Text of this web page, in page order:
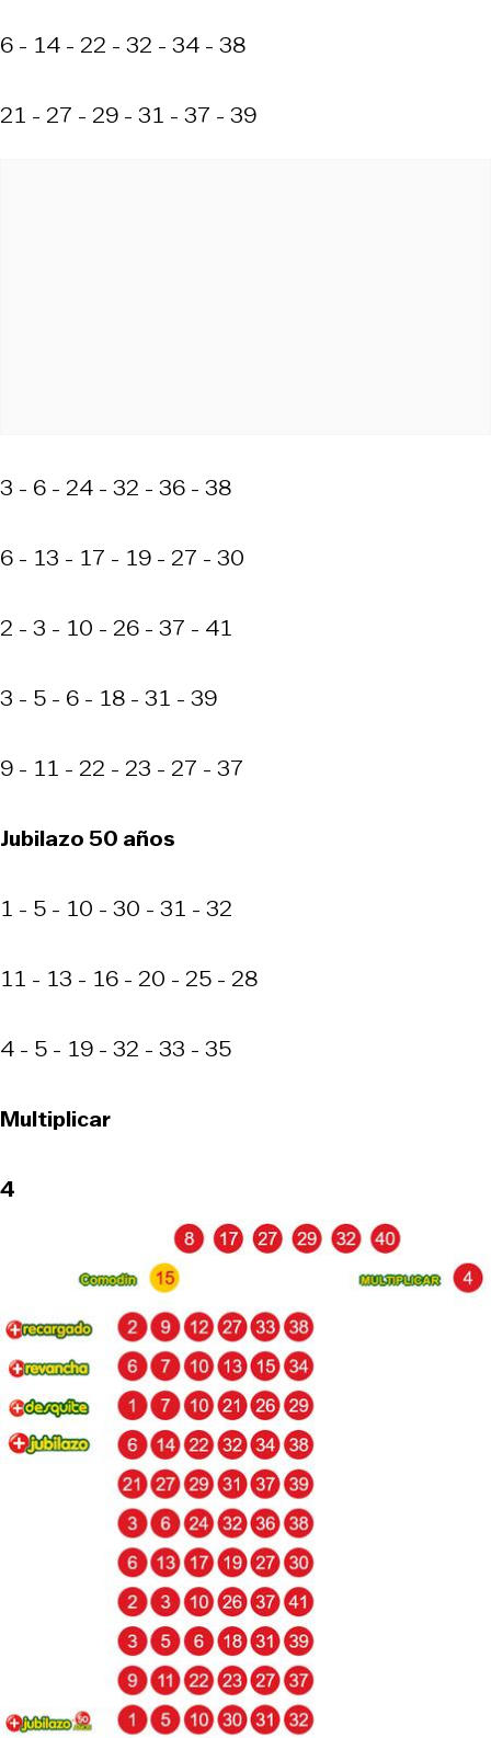
6 - 14 - 22 - 32 - 34 - 38
21 - 27 - 29 - 31 - 37 - 39
3 - 6 - 24 - 32 - 36 - 38
6 - 13 - 17 - 19 - 27 - 30
2 - 3 - 10 - 26 - 37 - 41
3 - 5 - 6 - 18 - 31 - 39
9 - 11 - 22 - 23 - 27 - 37
Jubilazo 50 años
1 - 5 - 10 - 30 - 31 - 32
11 - 13 - 16 - 20 - 25 - 28
4 - 5 - 19 - 32 - 33 - 35
Multiplicar
4